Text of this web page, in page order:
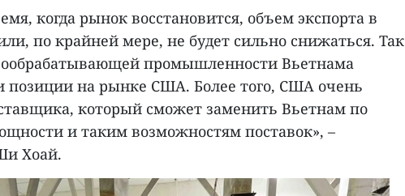
когда рынок восстановится, объем экспорта в
по крайней мере, не будет сильно снижаться. Так
промышленности Вьетнама
позиции на рынке США. Более того, США очень
который сможет заменить Вьетнам по
и таким возможностям поставок», –
Хоай.